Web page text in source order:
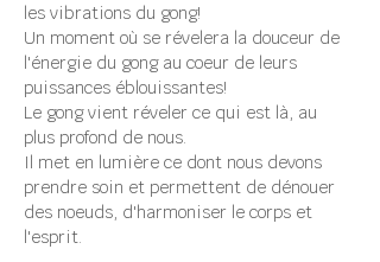
les vibrations du gong!
Un moment où se révelera la douceur de
l'énergie du gong au coeur de leurs
puissances éblouissantes!
Le gong vient réveler ce qui est là, au
plus profond de nous.
Il met en lumière ce dont nous devons
prendre soin et permettent de dénouer
des noeuds, d'harmoniser le corps et
l'esprit.